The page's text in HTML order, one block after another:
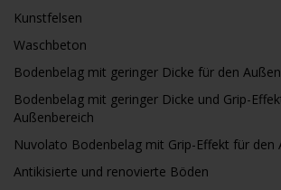
Kunstfelsen
Waschbeton
Bodenbelag mit geringer Dicke für den
Bodenbelag mit geringer Dicke und Grip-
Außenbereich
Nuvolato Bodenbelag mit Grip-Effekt für den
Antikisierte und renovierte Böden